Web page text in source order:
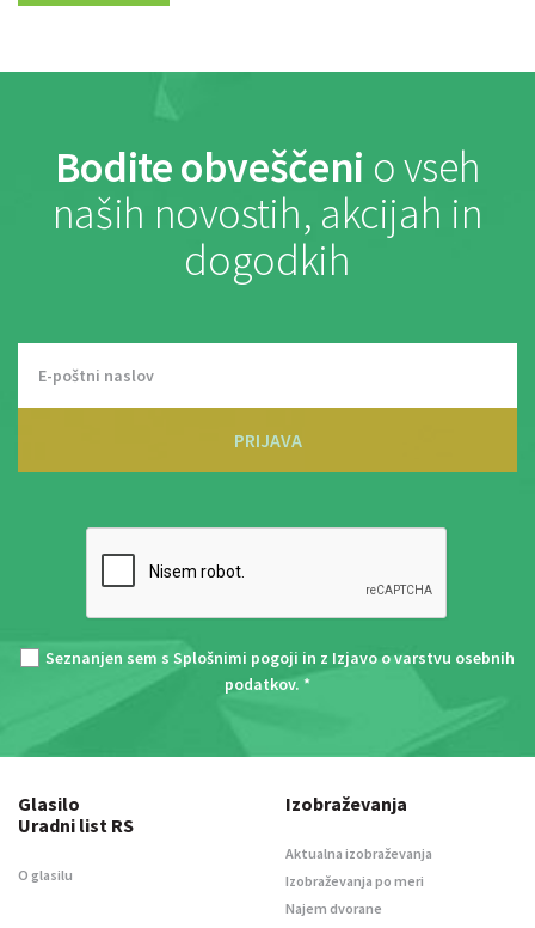
Bodite obveščeni o vseh
naših novostih, akcijah in
dogodkih
PRIJAVA
Seznanjen sem s Splošnimi pogoji in z Izjavo o varstvu osebnih
podatkov. *
Glasilo
Uradni list RS
O glasilu
Izobraževanja
Aktualna izobraževanja
Izobraževanja po meri
Najem dvorane